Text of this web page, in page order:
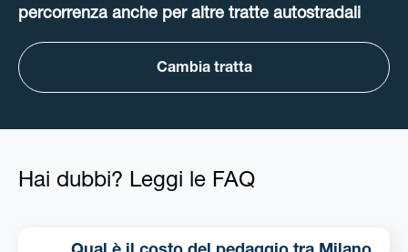
percorrenza anche per altre tratte autostradali
Cambia tratta
Hai dubbi? Leggi le FAQ